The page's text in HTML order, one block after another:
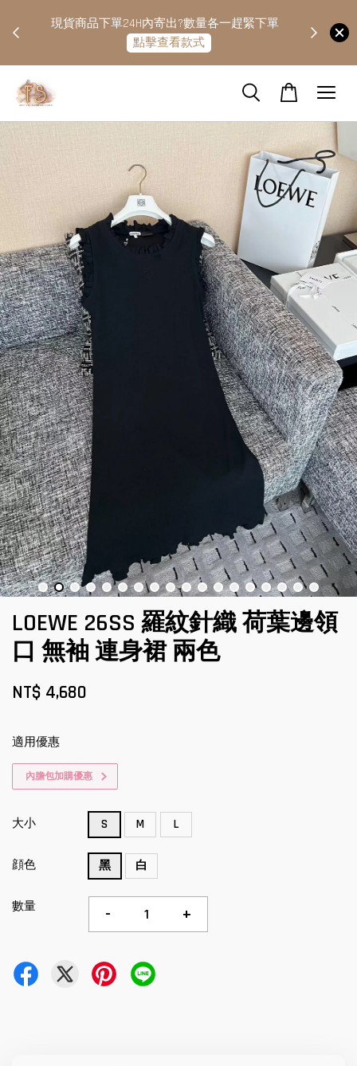
現貨商品下單24H內寄出?數量各一趕緊下單
點擊查看款式
LOEWE 26SS 羅紋針織 荷葉邊領
口 無袖 連身裙 兩色
NT$ 4,680
適用優惠
內膽包加購優惠
大小 S M L
顔色 黑 白
數量 - +